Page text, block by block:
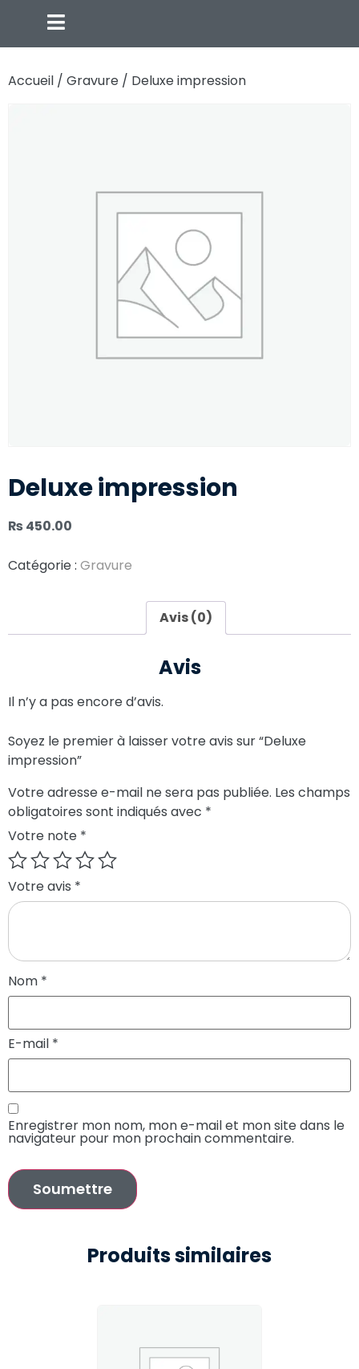
Accueil / Gravure / Deluxe impression
Deluxe impression
₨450.00
Catégorie : Gravure
Avis (0)
Avis
Il n’y a pas encore d’avis.
Soyez le premier à laisser votre avis sur “Deluxe
impression”
Votre adresse e-mail ne sera pas publiée. Les champs
obligatoires sont indiqués avec *
Votre note *
Votre avis *
Nom *
E-mail *
Enregistrer mon nom, mon e-mail et mon site dans le
navigateur pour mon prochain commentaire.
Produits similaires